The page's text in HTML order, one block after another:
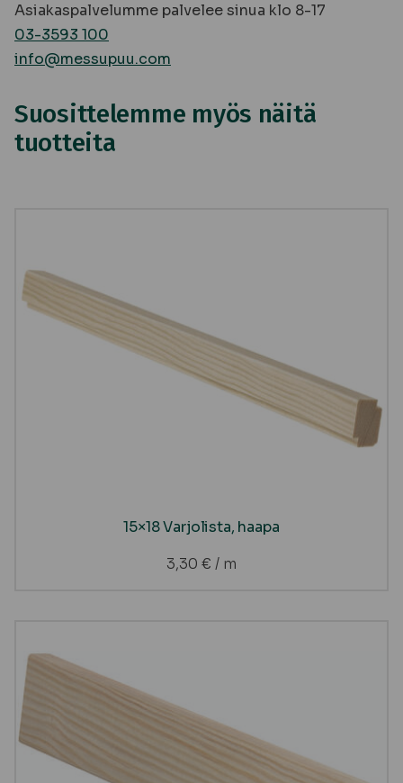
Asiakaspalvelumme palvelee sinua klo 8-17
03-3593 100
info@messupuu.com
Suosittelemme myös näitä
tuotteita
15×18 Varjolista, haapa
3,30 € / m